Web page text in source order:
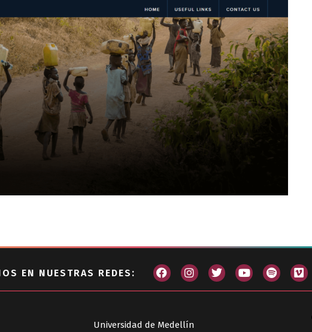
EN NUESTRAS REDES:
Universidad de Medellín